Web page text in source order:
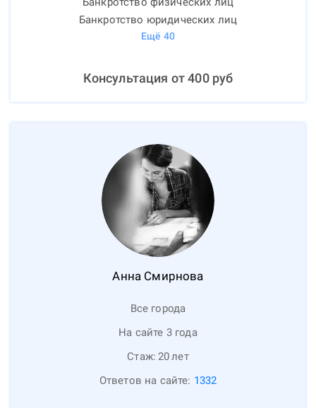
Банкротство юридических лиц
Ещё 40
Консультация от400руб
Анна Смирнова
Все города
На сайте 3 года
Стаж: 20лет
Ответов на сайте: 1332